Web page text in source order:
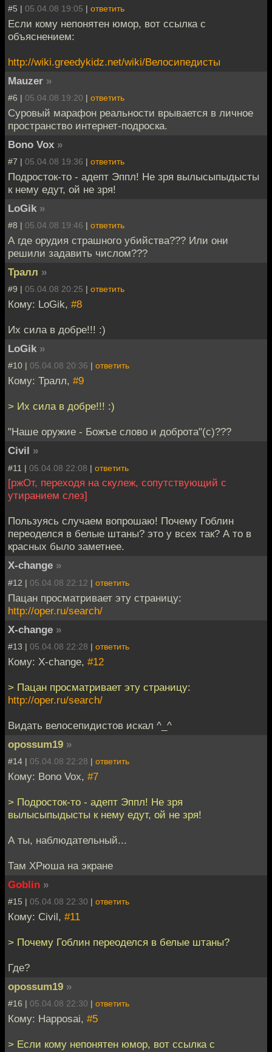
#5 | 05.04.08 19:05 | ответить
Если кому непонятен юмор, вот ссылка с
объяснением:
http://wiki.greedykidz.net/wiki/Велосипедисты
Mauzer »
#6 | 05.04.08 19:20 | ответить
Суровый марафон реальности врывается в личное
пространство интернет-подроска.
Bono Vox »
#7 | 05.04.08 19:36 | ответить
Подросток-то - адепт Эппл! Не зря вылысыпыдысты
к нему едут, ой не зря!
LoGik »
#8 | 05.04.08 19:46 | ответить
А где орудия страшного убийства??? Или они
решили задавить числом???
Тралл »
#9 | 05.04.08 20:25 | ответить
Кому: LoGik, #8
Их сила в добре!!! :)
LoGik »
#10 | 05.04.08 20:36 | ответить
Кому: Тралл, #9
> Их сила в добре!!! :)
"Наше оружие - Божъе слово и доброта"(с)???
Civil »
#11 | 05.04.08 22:08 | ответить
[ржОт, переходя на скулеж, сопутствующий с
утиранием слез]
Пользуясь случаем вопрошаю! Почему Гоблин
переоделся в белые штаны? это у всех так? А то в
красных было заметнее.
X-change »
#12 | 05.04.08 22:12 | ответить
Пацан просматривает эту страницу:
http://oper.ru/search/
X-change »
#13 | 05.04.08 22:28 | ответить
Кому: X-change, #12
> Пацан просматривает эту страницу:
http://oper.ru/search/
Видать велосепидистов искал ^_^
opossum19 »
#14 | 05.04.08 22:28 | ответить
Кому: Bono Vox, #7
> Подросток-то - адепт Эппл! Не зря
вылысыпыдысты к нему едут, ой не зря!
А ты, наблюдательный...
Там ХРюша на экране
Goblin »
#15 | 05.04.08 22:30 | ответить
Кому: Civil, #11
> Почему Гоблин переоделся в белые штаны?
Где?
opossum19 »
#16 | 05.04.08 22:30 | ответить
Кому: Happosai, #5
> Если кому непонятен юмор, вот ссылка с